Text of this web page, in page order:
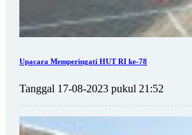
Upacara Memperingati HUT RI ke-78
Tanggal 17-08-2023 pukul 21:52